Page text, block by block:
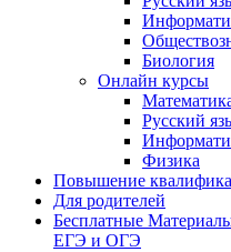
Биология
Онлайн курсы
Русский
Физика
Повышение
Для родителей
Бесплатные
ЕГЭ и ОГЭ